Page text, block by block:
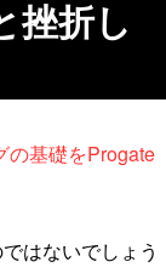
挫折し
の基礎をProgate
はないでしょう